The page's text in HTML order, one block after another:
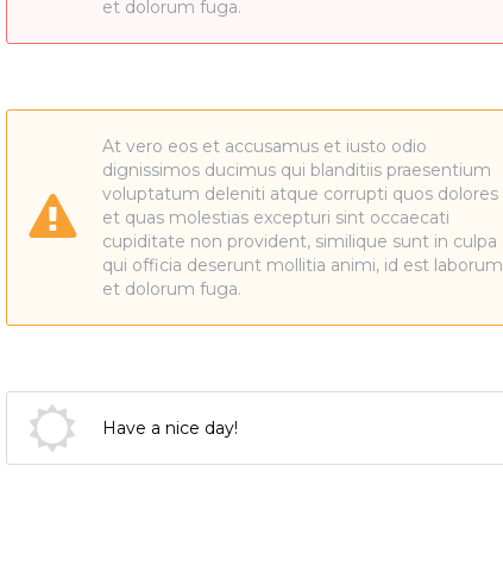
et dolorum fuga.
At vero eos et accusamus et iusto odio
dignissimos ducimus qui blanditiis praesentium
voluptatum deleniti atque corrupti quos dolores
et quas molestias excepturi sint occaecati
cupiditate non provident, similique sunt in culpa
qui officia deserunt mollitia animi, id est laborum
et dolorum fuga.
Have a nice day!